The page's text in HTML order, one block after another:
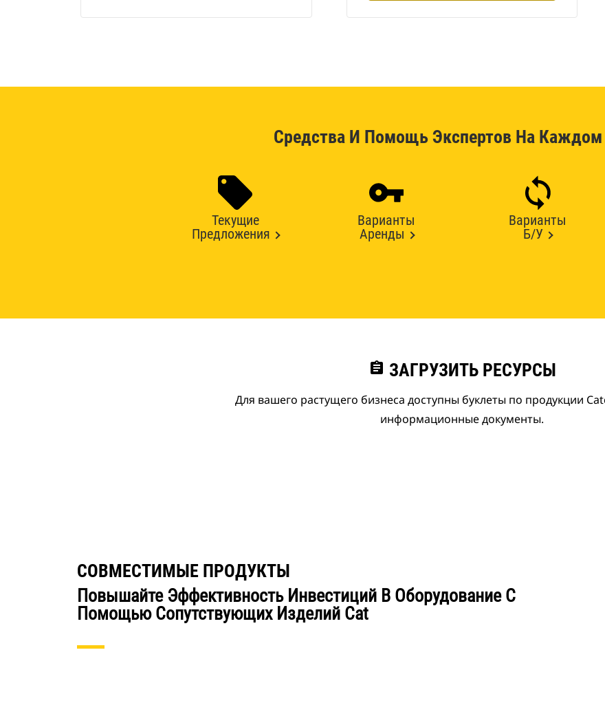
Средства И Помощь Экспертов На Каждом
Текущие
Предложения
Варианты
Аренды
Варианты
Б/У
assignment ЗАГРУЗИТЬ РЕСУРСЫ
Для вашего растущего бизнеса доступны буклеты по продукции
информационные документы.
СОВМЕСТИМЫЕ ПРОДУКТЫ
Повышайте Эффективность Инвестиций В Оборудование С
Помощью Сопутствующих Изделий Cat